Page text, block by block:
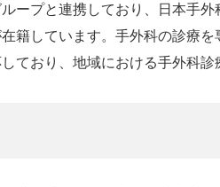
ープと連携しており、日本手
籍しています。手外科の診療
ており、地域における手外科